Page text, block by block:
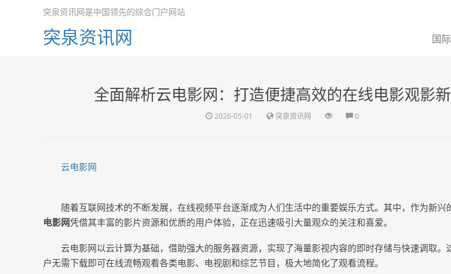
突泉资讯网是中国领先的综合门户网站
突泉资讯网 国
全面解析云电影网：打造便捷高效的在线电影观影
2026-05-01 突泉资讯网 0
云电影网
随着互联网技术的不断发展，在线视频平台逐渐成为人们生活中的重要娱乐方式。其中，作为新兴
电影网凭借其丰富的影片资源和优质的用户体验，正在迅速吸引大量观众的关注和喜爱。
云电影网以云计算为基础，借助强大的服务器资源，实现了海量影视内容的即时存储与快速调取。
户无需下载即可在线流畅观看各类电影、电视剧和综艺节目，极大地简化了观看流程。